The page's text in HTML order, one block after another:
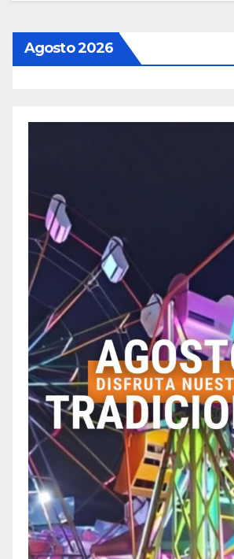
Agosto 2026